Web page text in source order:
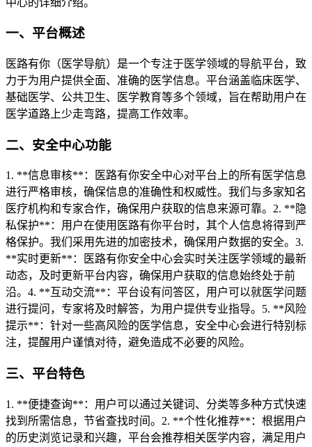
一、平台概述
医路有你（医学导航）是一个专注于医学领域的导航平台，致
力于为用户提供全面、准确的医学信息。平台涵盖临床医学、
基础医学、公共卫生、医学教育等多个领域，旨在帮助用户在
医学道路上少走弯路，提高工作效率。
二、安全中心功能
1. **信息审核**：医路有你安全中心对平台上的所有医学信息
进行严格审核，确保信息的准确性和权威性。我们与多家知名
医疗机构和专家合作，确保用户获取的信息来源可靠。2. **隐
私保护**：用户在使用医路有你平台时，其个人信息将得到严
格保护。我们采用先进的加密技术，确保用户数据的安全。3.
**实时更新**：医路有你安全中心会实时关注医学领域的最新
动态，及时更新平台内容，确保用户获取的信息始终处于前
沿。4. **互动交流**：平台设有问答区，用户可以就医学问题
进行提问，专家将及时解答，为用户提供专业指导。5. **风险
提示**：针对一些高风险的医学信息，安全中心会进行特别标
注，提醒用户谨慎对待，避免造成不必要的风险。
三、平台特色
1. **便捷查询**：用户可以通过关键词、分类等多种方式快速
找到所需信息，节省查找时间。2. **个性化推荐**：根据用户
的历史浏览记录和兴趣，平台会推荐相关医学内容，满足用户